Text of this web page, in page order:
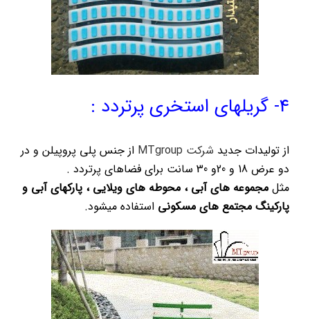
4- گریلهای استخری پرتردد :
از تولیدات جدید شرکت MTgroup
از جنس پلی پروپیلن و در
دو عرض 18 و 20و 30 سانت برای فضاهای پرتردد .
مثل مجموعه های آبی ، محوطه های ویلایی ، پارکهای آبی و
پارکینگ مجتمع های مسکونی استفاده میشود.